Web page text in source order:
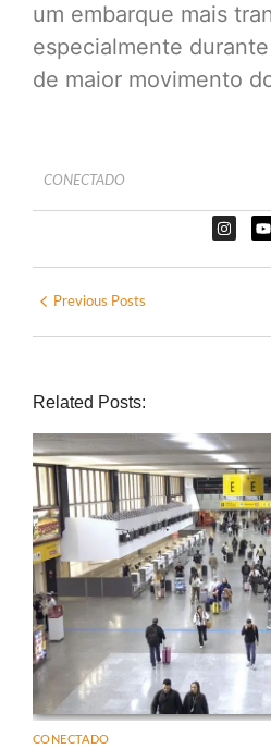
um embarque mais
especialmente
de maior movimento
CONECTADO
Previous Posts
Related Posts:
CONECTADO